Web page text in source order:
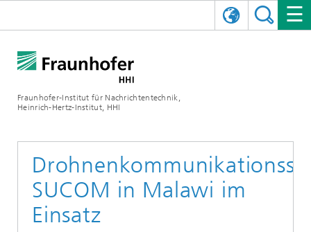
Fraunhofer-Institut für Nachrichtentechnik,
Heinrich-Hertz-Institut, HHI
Leitung
Forschungsbereiche
Kompression
Multimedia
Videokommunikation und Applikationen
Vision and Imaging Technologies
Künstliche Intelligenz
KOMMUNIKATION & NETZE
Drahtlose Kommunikation und Netze
Photonische Netze und Systeme
PHOTONISCHE KOMPONENTEN & SYSTEME
Hybride Integration und Sensorik
NACHRICHTEN
Archiv
2025
PRESSEMITTEILUNGEN
JAHRESBERICHTE
VERANSTALTUNGEN
SHOWROOMS
SCIENCE TECH SPACE
KARRIERE
SUCOM in Malawi im
Einsatz